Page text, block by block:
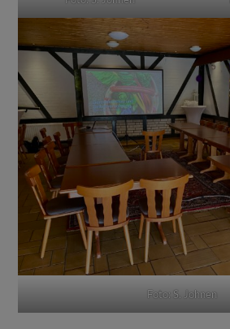
Foto: S. Johnen